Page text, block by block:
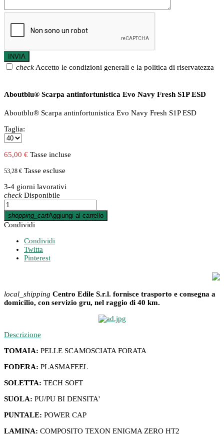
check Accetto le condizioni generali e la politica di riservatezza
Aboutblu® Scarpa antinfortunistica Evo Navy Fresh S1P ESD
Aboutblu® Scarpa antinfortunistica Evo Navy Fresh S1P ESD
Taglia:
65,00 € Tasse incluse
53,28 € Tasse escluse
3-4 giorni lavorativi
check Disponibile
shopping_cartAggiungi al carrello
Condividi
Condividi
Twitta
Pinterest
local_shipping Centro Edile S.r.l. fornisce trasporto e consegna a
domicilio, con servizio gru, nel raggio di 40 km.
Descrizione
TOMAIA: PELLE SCAMOSCIATA FORATA
FODERA: PLASMAFEEL
SOLETTA: TECH SOFT
SUOLA: PU/PU BI DENSITA'
PUNTALE: POWER CAP
LAMINA: COMPOSITO TEXON ENIGMA ZERO HT2